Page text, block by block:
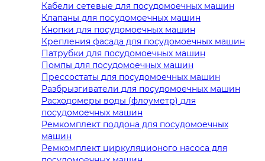
Кабели сетевые для посудомоечных машин
Клапаны для посудомоечных машин
Кнопки для посудомоечных машин
Крепления фасада для посудомоечных машин
Патрубки для посудомоечных машин
Помпы для посудомоечных машин
Прессостаты для посудомоечных машин
Разбрызгиватели для посудомоечных машин
Расходомеры воды (флоуметр) для
посудомоечных машин
Ремкомплект поддона для посудомоечных
машин
Ремкомплект циркуляционого насоса для